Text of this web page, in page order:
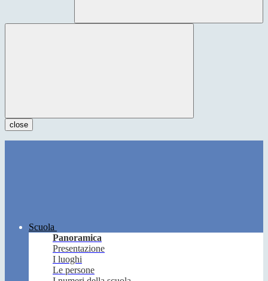
close
Scuola
Panoramica
Presentazione
I luoghi
Le persone